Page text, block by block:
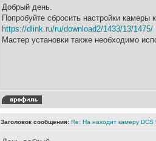
Добрый день.
Попробуйте сбросить настройки
https://dlink.ru/ru/download2/1433/13/1475/
Мастер установки также необходимо
Заголовок сообщения: Re: На находит камеру DCS